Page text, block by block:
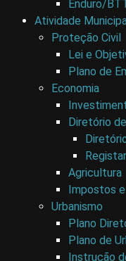
Enduro/
Atividade
Proteção Civil
Lei e
Plano de
Economia
Diretório
Agricultura
Impostos
Urbanismo
Plano
Plano de
Instrução